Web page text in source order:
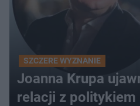
SZCZERE WYZNANIE
Joanna Krupa
relacji z politykiem